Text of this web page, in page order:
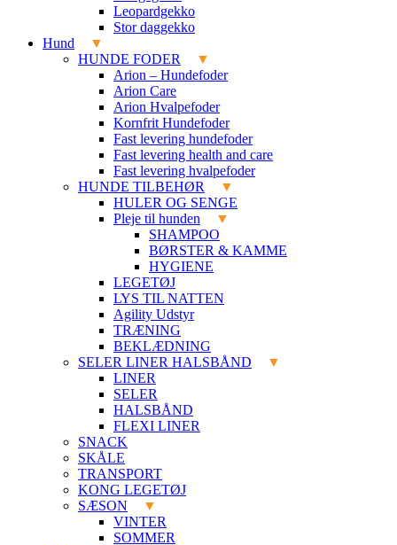
Leopardgekko
Stor daggekko
Hund
HUNDE FODER
Arion – Hundefoder
Arion Care
Arion Hvalpefoder
Kornfrit Hundefoder
Fast levering hundefoder
Fast levering health and care
Fast levering hvalpefoder
HUNDE TILBEHØR
HULER OG SENGE
Pleje til hunden
SHAMPOO
BØRSTER & KAMME
HYGIENE
LEGETØJ
LYS TIL NATTEN
Agility Udstyr
TRÆNING
BEKLÆDNING
SELER LINER HALSBÅND
LINER
SELER
HALSBÅND
FLEXI LINER
SNACK
SKÅLE
TRANSPORT
KONG LEGETØJ
SÆSON
VINTER
SOMMER